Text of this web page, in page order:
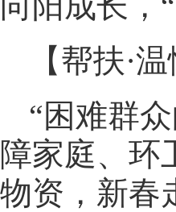
【帮扶·
“困难群
障家庭、环
物资，新春